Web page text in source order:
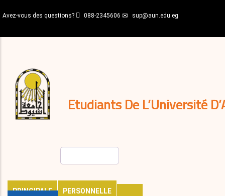
au
principal
Avez-vous des questions? 088-2345606 sup@aun.edu.eg
Etudiants De L’Université
PRINCIPALE
PERSONNELLE
décisions
Expatriés
Journal